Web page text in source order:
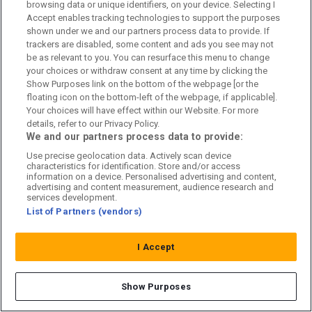
Kundtjänst
Sponsor: Rekatochklart
Annonsera på Fotbolldirekt
Redaktionell policy
Personuppgiftspolicy
Cookiepolicy
Arkiv
browsing data or unique identifiers, on your device. Selecting I
Accept enables tracking technologies to support the purposes
shown under we and our partners process data to provide. If
trackers are disabled, some content and ads you see may not
be as relevant to you. You can resurface this menu to change
your choices or withdraw consent at any time by clicking the
Show Purposes link on the bottom of the webpage [or the
floating icon on the bottom-left of the webpage, if applicable].
Your choices will have effect within our Website. For more
details, refer to our Privacy Policy.
We and our partners process data to provide:
Use precise geolocation data. Actively scan device
characteristics for identification. Store and/or access
information on a device. Personalised advertising and content,
advertising and content measurement, audience research and
services development.
List of Partners (vendors)
I Accept
Show Purposes